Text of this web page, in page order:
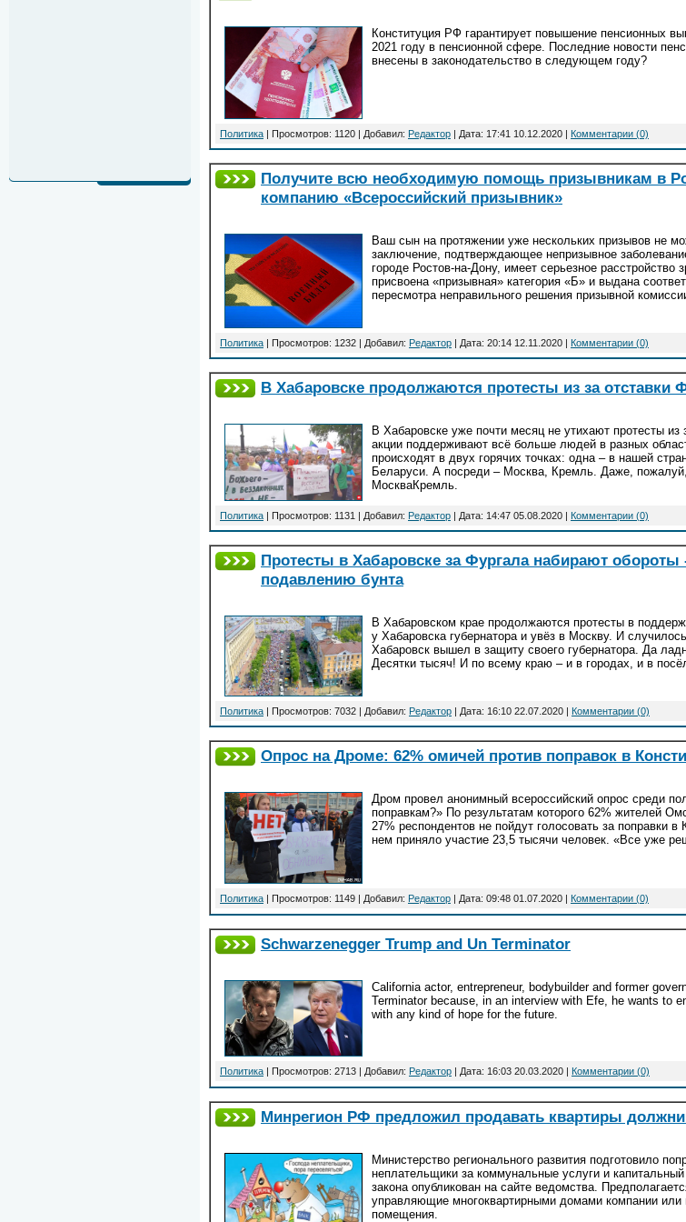
Конституция РФ гарантирует повышение пенсионных
2021 году в пенсионной сфере. Последние новости
внесены в законодательство в следующем году?
Политика | Просмотров: 1120 | Добавил: Редактор | Дата: 17:41 10.12.2020 | Комментарии (0)
Получите всю необходимую помощь призывникам в
компанию «Всероссийский призывник»
Ваш сын на протяжении уже нескольких призывов не
заключение, подтверждающее непризывное
городе Ростов-на-Дону, имеет серьезное
присвоена «призывная» категория «Б» и выдана
пересмотра неправильного решения призывной
Политика | Просмотров: 1232 | Добавил: Редактор | Дата: 20:14 12.11.2020 | Комментарии (0)
В Хабаровске продолжаются протесты из за отставки
В Хабаровске уже почти месяц не утихают протесты из
акции поддерживают всё больше людей в разных
происходят в двух горячих точках: одна – в нашей
Беларуси. А посреди – Москва, Кремль. Даже,
МоскваКремль.
Политика | Просмотров: 1131 | Добавил: Редактор | Дата: 14:47 05.08.2020 | Комментарии (0)
Протесты в Хабаровске за Фургала набирают обороты
подавлению бунта
В Хабаровском крае продолжаются протесты в
у Хабаровска губернатора и увёз в Москву. И
Хабаровск вышел в защиту своего губернатора. Да
Десятки тысяч! И по всему краю – и в городах, и в
Политика | Просмотров: 7032 | Добавил: Редактор | Дата: 16:10 22.07.2020 | Комментарии (0)
Опрос на Дроме: 62% омичей против поправок в
Дром провел анонимный всероссийский опрос среди
поправкам?» По результатам которого 62% жителей
27% респондентов не пойдут голосовать за
нем приняло участие 23,5 тысячи человек. «Все уже
Политика | Просмотров: 1149 | Добавил: Редактор | Дата: 09:48 01.07.2020 Комментарии (0)
Schwarzenegger Trump and Un Terminator
California actor, entrepreneur, bodybuilder and former
Terminator because, in an interview with Efe, he wants to
with any kind of hope for the future.
Политика | Просмотров: 2713 | Добавил: Редактор | Дата: 16:03 20.03.2020 | Комментарии (0)
Минрегион РФ предложил продавать квартиры
Министерство регионального развития подготовило
неплательщики за коммунальные услуги и
закона опубликован на сайте ведомства.
управляющие многоквартирными домами компании
помещения.